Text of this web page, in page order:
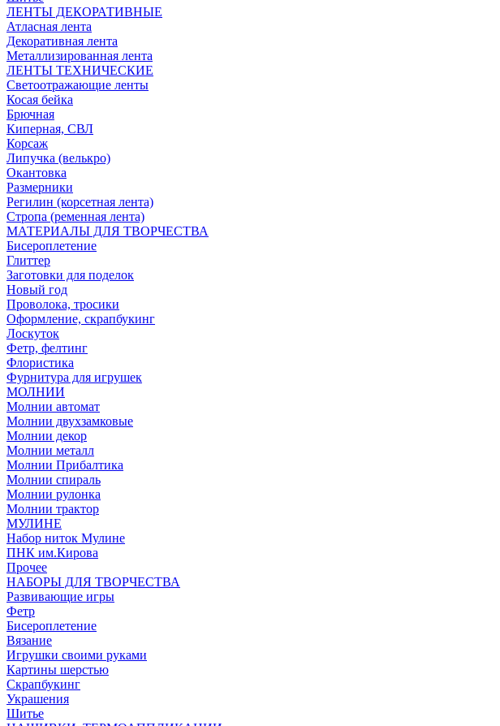
ЛЕНТЫ ДЕКОРАТИВНЫЕ
Атласная лента
Декоративная лента
Металлизированная лента
ЛЕНТЫ ТЕХНИЧЕСКИЕ
Светоотражающие ленты
Косая бейка
Брючная
Киперная, СВЛ
Корсаж
Липучка (велькро)
Окантовка
Размерники
Регилин (корсетная лента)
Стропа (ременная лента)
МАТЕРИАЛЫ ДЛЯ ТВОРЧЕСТВА
Бисероплетение
Глиттер
Заготовки для поделок
Новый год
Проволока, тросики
Оформление, скрапбукинг
Лоскуток
Фетр, фелтинг
Флористика
Фурнитура для игрушек
МОЛНИИ
Молнии автомат
Молнии двухзамковые
Молнии декор
Молнии металл
Молнии Прибалтика
Молнии спираль
Молнии рулонка
Молнии трактор
МУЛИНЕ
Набор ниток Мулине
ПНК им.Кирова
Прочее
НАБОРЫ ДЛЯ ТВОРЧЕСТВА
Развивающие игры
Фетр
Бисероплетение
Вязание
Игрушки своими руками
Картины шерстью
Скрапбукинг
Украшения
Шитье